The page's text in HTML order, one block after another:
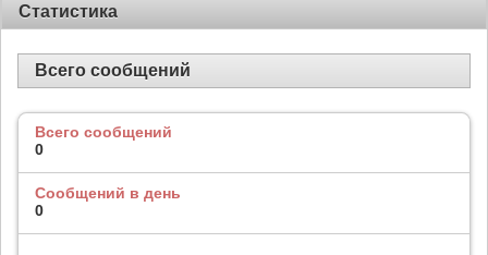
Статистика
Всего сообщений
Всего сообщений
0
Сообщений в день
0